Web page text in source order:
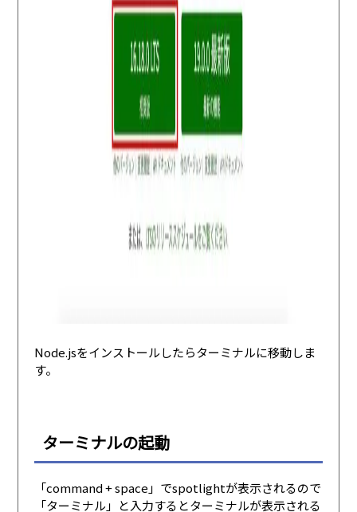
Node.jsをインストールしたらターミナルに移動しま
す。
ターミナルの起動
「command + space」でspotlightが表示されるので
「ターミナル」と入力するとターミナルが表示される